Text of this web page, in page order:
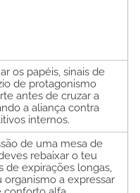
os papéis, sinais de
de protagonismo
antes de cruzar a
a aliança contra
internos.
de uma mesa de
rebaixar o teu
de expirações longas,
a expressar